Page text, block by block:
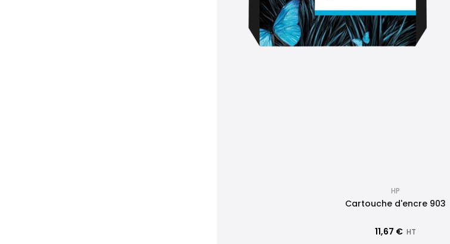
HP
Cartouche d'encre 903
11,67 € HT